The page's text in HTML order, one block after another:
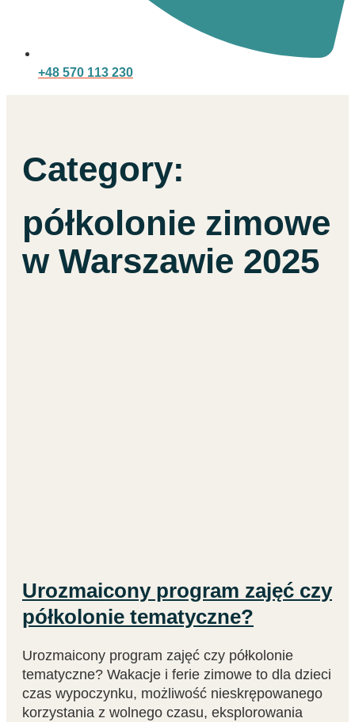
+48 570 113 230
Category:
półkolonie zimowe
w Warszawie 2025
Urozmaicony program zajęć czy
półkolonie tematyczne?
Urozmaicony program zajęć czy półkolonie
tematyczne? Wakacje i ferie zimowe to dla dzieci
czas wypoczynku, możliwość nieskrępowanego
korzystania z wolnego czasu, eksplorowania